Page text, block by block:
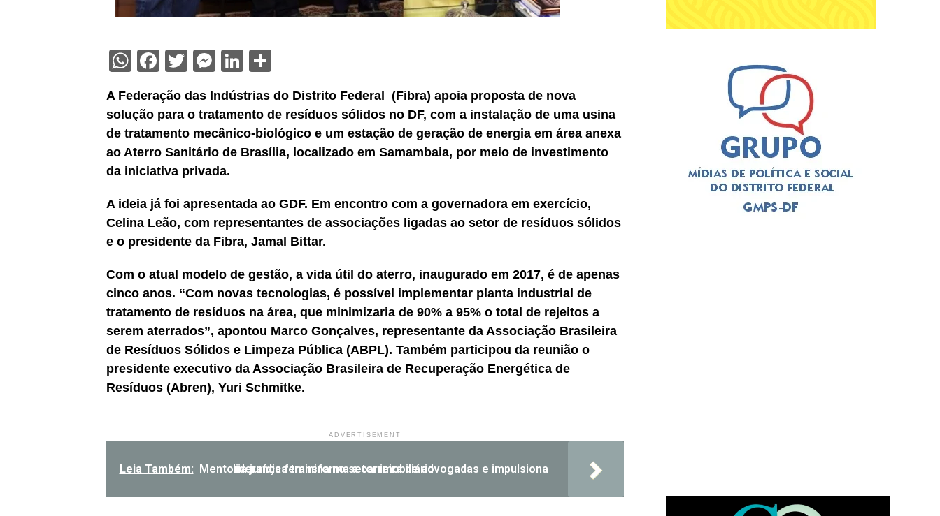
WhatsApp
Facebook
Twitter
Messenger
LinkedIn
A Federação das Indústrias do Distrito Federal (Fibra) apoia proposta de nova
solução para o tratamento de resíduos sólidos no DF, com a instalação de uma usina
de tratamento mecânico-biológico e um estação de geração de energia em área anexa
ao Aterro Sanitário de Brasília, localizado em Samambaia, por meio de investimento
da iniciativa privada.
A ideia já foi apresentada ao GDF. Em encontro com a governadora em exercício,
Celina Leão, com representantes de associações ligadas ao setor de resíduos sólidos
e o presidente da Fibra, Jamal Bittar.
Com o atual modelo de gestão, a vida útil do aterro, inaugurado em 2017, é de apenas
cinco anos. “Com novas tecnologias, é possível implementar planta industrial de
tratamento de resíduos na área, que minimizaria de 90% a 95% o total de rejeitos a
serem aterrados”, apontou Marco Gonçalves, representante da Associação Brasileira
de Resíduos Sólidos e Limpeza Pública (ABPL). Também participou da reunião o
presidente executivo da Associação Brasileira de Recuperação Energética de
Resíduos (Abren), Yuri Schmitke.
ADVERTISEMENT
Leia Também: Mentoria jurídica transforma a carreira de advogadas e impulsiona liderança feminina no setor imobiliário